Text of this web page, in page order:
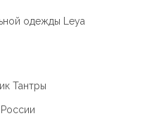
одежды Leya
Тантры